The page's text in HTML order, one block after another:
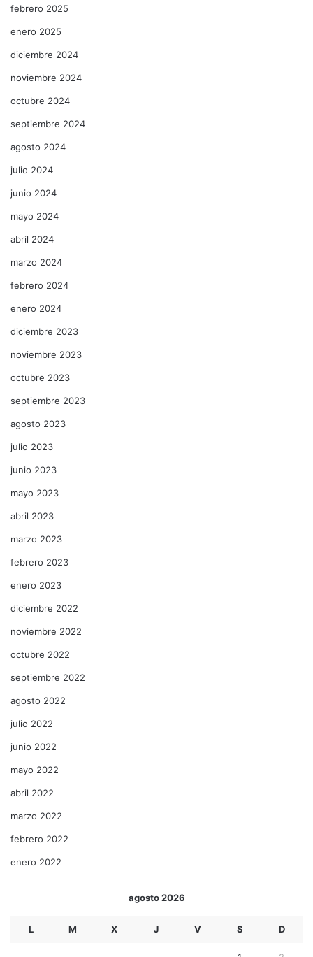
febrero 2025
enero 2025
diciembre 2024
noviembre 2024
octubre 2024
septiembre 2024
agosto 2024
julio 2024
junio 2024
mayo 2024
abril 2024
marzo 2024
febrero 2024
enero 2024
diciembre 2023
noviembre 2023
octubre 2023
septiembre 2023
agosto 2023
julio 2023
junio 2023
mayo 2023
abril 2023
marzo 2023
febrero 2023
enero 2023
diciembre 2022
noviembre 2022
octubre 2022
septiembre 2022
agosto 2022
julio 2022
junio 2022
mayo 2022
abril 2022
marzo 2022
febrero 2022
enero 2022
agosto 2026
L M X J V S D